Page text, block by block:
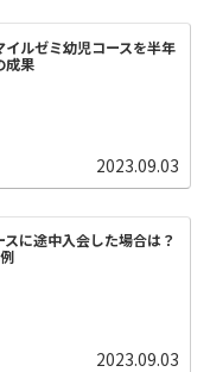
イルゼミ幼児コースを半年
成果
2023.09.03
に途中入会した場合は？
2023.09.03